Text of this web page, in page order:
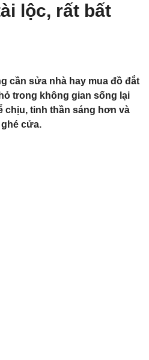
lộc, rất bất
cần sửa nhà hay mua đồ đắt
trong không gian sống lại
chịu, tinh thần sáng hơn và
cửa.